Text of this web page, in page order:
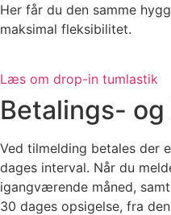
Her får du den samme
maksimal fleksibilitet.
Læs om drop-in tumlastik
Betalings-
Ved tilmelding betales der
dages interval. Når du
igangværende måned,
30 dages opsigelse, fra